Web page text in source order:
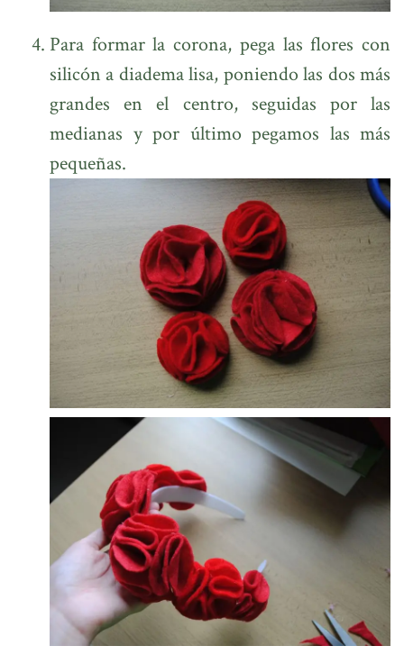
Para formar la corona, pega las flores con
silicón a diadema lisa, poniendo las dos más
grandes en el centro, seguidas por las
medianas y por último pegamos las más
pequeñas.